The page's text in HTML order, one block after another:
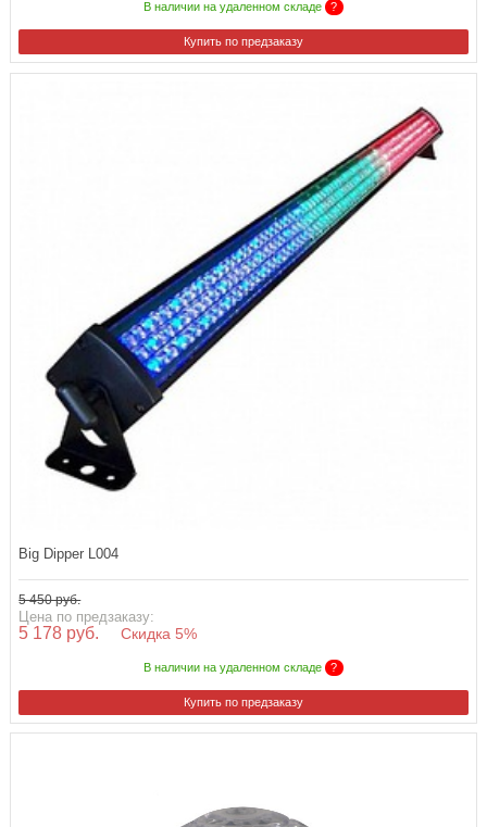
В наличии на удаленном складе ?
Купить по предзаказу
Big Dipper L004
5 450 руб.
Цена по предзаказу:
5 178 руб. Скидка 5%
В наличии на удаленном складе ?
Купить по предзаказу